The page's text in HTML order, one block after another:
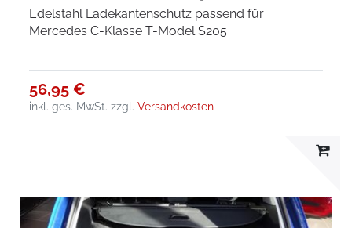
Edelstahl Ladekantenschutz passend für
Mercedes C-Klasse T-Model S205
56,95 €
inkl. ges. MwSt. zzgl.Versandkosten